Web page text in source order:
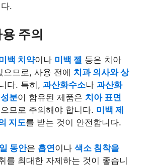
.
주의
백 치약이나 미백 젤 등은 치아
으므로, 사용 전에 치과 의사와 상
다. 특히, 과산화수소나 과산화
분이 함유된 제품은 치아 표면
므로 주의해야 합니다. 미백 제
지도를 받는 것이 안전합니다.
동안은 흡연이나 색소 침착을
를 최대한 자제하는 것이 좋습니